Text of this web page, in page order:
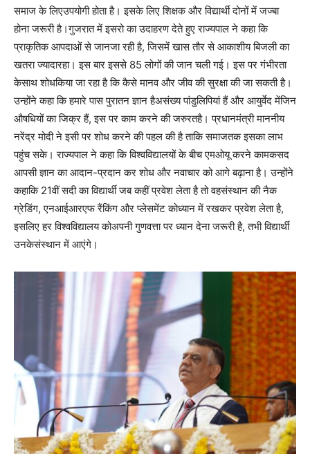
समाज के लिएउपयोगी होता है। इसके लिए शिक्षक और विद्यार्थी दोनों में जज्बा
होना जरूरी है।गुजरात में इसरो का उदाहरण देते हुए राज्यपाल ने कहा कि
प्राकृतिक आपदाओं से जानजा रही है, जिसमें खास तौर से आकाशीय बिजली का
खतरा ज्यादारहा। इस बार इससे 85 लोगों की जान चली गई। इस पर गंभीरता
केसाथ शोधकिया जा रहा है कि कैसे मानव और जीव की सुरक्षा की जा सकती है।
उन्होंने कहा कि हमारे पास पुरातन ज्ञान हैअसंख्य पांडुलिपियां हैं और आयुर्वेद मेंजिन
औषधियों का जिक्र हैं, इस पर काम करने की जरुरतहै। प्रधानमंत्री माननीय
नरेंद्र मोदी ने इसी पर शोध करने की पहल की है ताकि समाजतक इसका लाभ
पहुंच सके। राज्यपाल ने कहा कि विश्वविद्यालयों के बीच एमओयू करने कामकसद
आपसी ज्ञान का आदान-प्रदान कर शोध और नवाचार को आगे बढ़ाना है। उन्होंने
कहाकि 21वीं सदी का विद्यार्थी जब कहीं प्रवेश लेता है तो वहसंस्थान की नैक
ग्रेडिंग, एनआईआरएफ रैंकिंग और प्लेसमेंट कोध्यान में रखकर प्रवेश लेता है,
इसलिए हर विश्वविद्यालय कोअपनी गुणवत्ता पर ध्यान देना जरूरी है, तभी विद्यार्थी
उनकेसंस्थान में आएंगे।